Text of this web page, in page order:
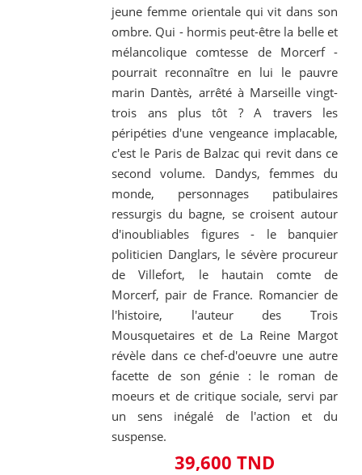
jeune femme orientale qui vit dans son
ombre. Qui - hormis peut-être la belle et
mélancolique comtesse de Morcerf -
pourrait reconnaître en lui le pauvre
marin Dantès, arrêté à Marseille vingt-
trois ans plus tôt ? A travers les
péripéties d'une vengeance implacable,
c'est le Paris de Balzac qui revit dans ce
second volume. Dandys, femmes du
monde, personnages patibulaires
ressurgis du bagne, se croisent autour
d'inoubliables figures - le banquier
politicien Danglars, le sévère procureur
de Villefort, le hautain comte de
Morcerf, pair de France. Romancier de
l'histoire, l'auteur des Trois
Mousquetaires et de La Reine Margot
révèle dans ce chef-d'oeuvre une autre
facette de son génie : le roman de
moeurs et de critique sociale, servi par
un sens inégalé de l'action et du
suspense.
39,600 TND